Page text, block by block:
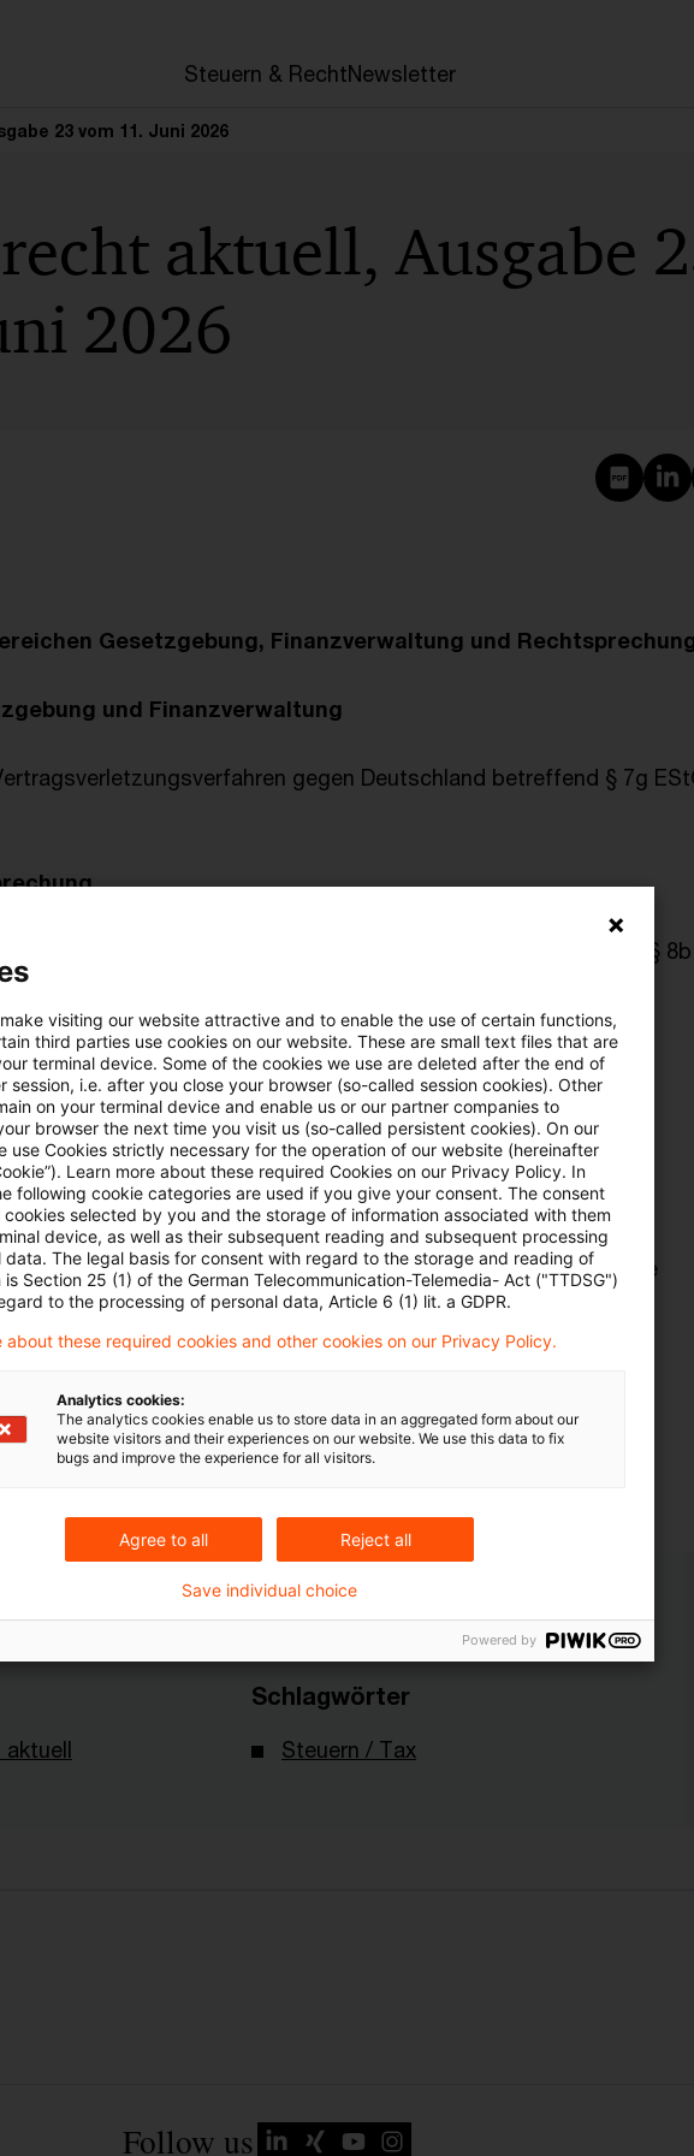
Steuern & RechtNewsletter
23 vom 11. Juni 2026
aktuell, Ausgabe
2026
PDF
Gesetzgebung, Finanzverwaltung und
und Finanzverwaltung
gegen Deutschland betreffend § 7g
erfasst keine Zinsforderungen - Nahestehen im Sinne von § 8b
bei Beteiligung natürlicher Personen
über einen Appstore (Rechtslage bis zum 31.12.2014)
Grundsätzlich keine Einkünfte aus
im Blog
der Zinssatzregelung von 5,5 % im Bewertungsrecht
als „Markenbotschafter“ keine gewerblichen Einkünfte
aktuell
Schlagwörter
Steuern / Tax
Follow us
visiting our website attractive and to enable the use of certain functions,
third parties use cookies on our website. These are small text files that are
terminal device. Some of the cookies we use are deleted after the end of
session, i.e. after you close your browser (so-called session cookies). Other
on your terminal device and enable us or our partner companies to
browser the next time you visit us (so-called persistent cookies). On our
use Cookies strictly necessary for the operation of our website (hereinafter
Learn more about these required Cookies on our Privacy Policy. In
following cookie categories are used if you give your consent. The consent
cookies selected by you and the storage of information associated with them
device, as well as their subsequent reading and subsequent processing
data. The legal basis for consent with regard to the storage and reading of
is Section 25 (1) of the German Telecommunication-Telemedia- Act ("TTDSG")
to the processing of personal data, Article 6 (1) lit. a GDPR.
about these required cookies and other cookies on our Privacy Policy.
Analytics cookies:
The analytics cookies enable us to store data in an aggregated form about our
website visitors and their experiences on our website. We use this data to fix
bugs and improve the experience for all visitors.
Agree to all Reject all
Save individual choice
Powered by